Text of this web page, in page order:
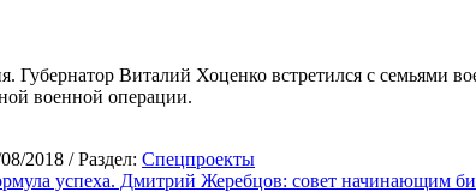
Губернатор Виталий Хоценко встретился с семьями
военной операции.
2018 / Раздел: Спецпроекты
успеха. Дмитрий Жеребцов: совет начинающим